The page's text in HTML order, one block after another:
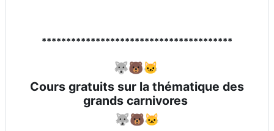
***************************************
🐺🐻🐱
Cours gratuits sur la thématique des
grands carnivores
🐺🐻🐱